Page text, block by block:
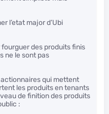
l’etat major d’Ubi
des produits finis
ne le sont pas
qui mettent
les produits en tenants
de finition des produits
: